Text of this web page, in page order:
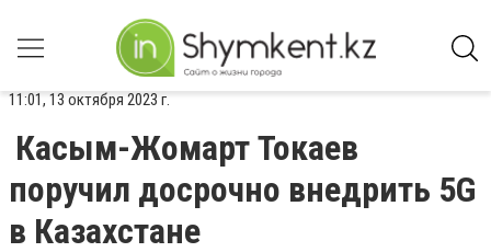
11:01, 13 октября 2023 г.
Касым-Жомарт Токаев
поручил досрочно внедрить 5G
в Казахстане